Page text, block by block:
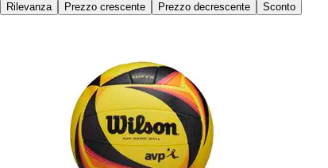
Rilevanza
Prezzo crescente Prezzo decrescente Sconto